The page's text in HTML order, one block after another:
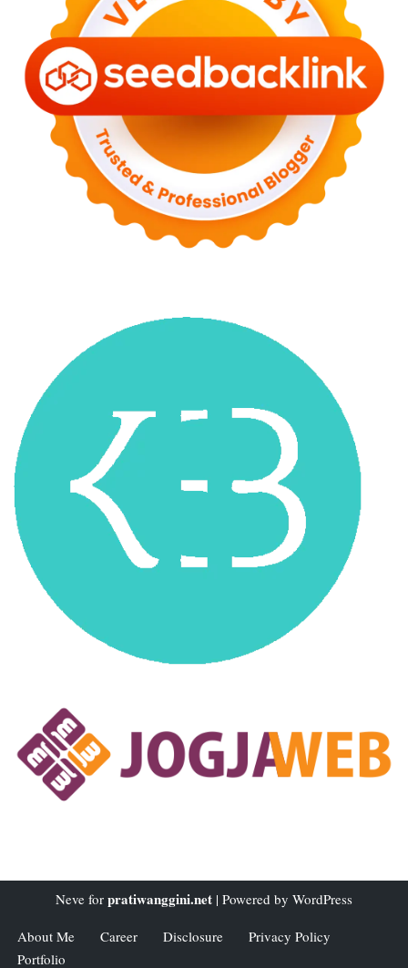
Neve for pratiwanggini.net | Powered by WordPress
About Me Career Disclosure
Privacy Policy
Portfolio